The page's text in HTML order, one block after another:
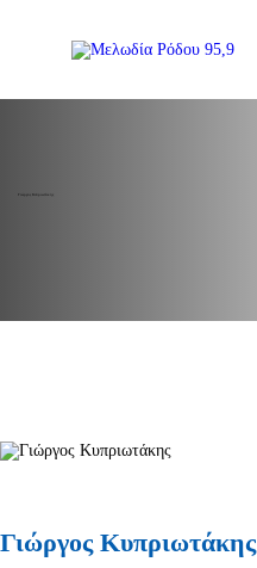
Γιώργος Κυπριωτάκης
Γιώργος Κυπριωτάκης